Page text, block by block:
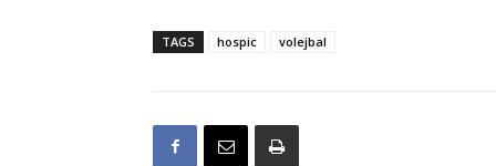
TAGS hospic volejbal